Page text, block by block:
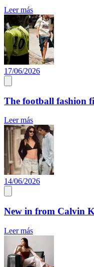
Leer más
17/06/2026
The football fashion
Leer más
14/06/2026
New in from Calvin
Leer más